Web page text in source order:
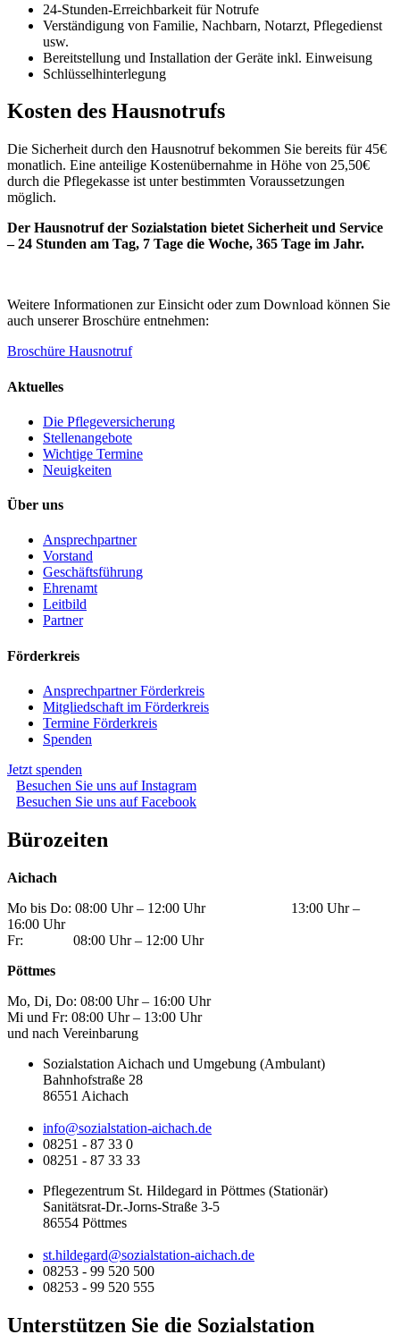
24-Stunden-Erreichbarkeit für Notrufe
Verständigung von Familie, Nachbarn, Notarzt, Pflegedienst
usw.
Bereitstellung und Installation der Geräte inkl. Einweisung
Schlüsselhinterlegung
Kosten des Hausnotrufs
Die Sicherheit durch den Hausnotruf bekommen Sie bereits für 45€
monatlich. Eine anteilige Kostenübernahme in Höhe von 25,50€
durch die Pflegekasse ist unter bestimmten Voraussetzungen
möglich.
Der Hausnotruf der Sozialstation bietet Sicherheit und Service
– 24 Stunden am Tag, 7 Tage die Woche, 365 Tage im Jahr.
Weitere Informationen zur Einsicht oder zum Download können Sie
auch unserer Broschüre entnehmen:
Broschüre Hausnotruf
Aktuelles
Die Pflegeversicherung
Stellenangebote
Wichtige Termine
Neuigkeiten
Über uns
Ansprechpartner
Vorstand
Geschäftsführung
Ehrenamt
Leitbild
Partner
Förderkreis
Ansprechpartner Förderkreis
Mitgliedschaft im Förderkreis
Termine Förderkreis
Spenden
Jetzt spenden
Besuchen Sie uns auf Instagram
Besuchen Sie uns auf Facebook
Bürozeiten
Aichach
Mo bis Do: 08:00 Uhr – 12:00 Uhr 13:00 Uhr –
16:00 Uhr
Fr: 08:00 Uhr – 12:00 Uhr
Pöttmes
Mo, Di, Do: 08:00 Uhr – 16:00 Uhr
Mi und Fr: 08:00 Uhr – 13:00 Uhr
und nach Vereinbarung
Sozialstation Aichach und Umgebung (Ambulant)
Bahnhofstraße 28
86551 Aichach
info@sozialstation-aichach.de
08251 - 87 33 0
08251 - 87 33 33
Pflegezentrum St. Hildegard in Pöttmes (Stationär)
Sanitätsrat-Dr.-Jorns-Straße 3-5
86554 Pöttmes
st.hildegard@sozialstation-aichach.de
08253 - 99 520 500
08253 - 99 520 555
Unterstützen Sie die Sozialstation